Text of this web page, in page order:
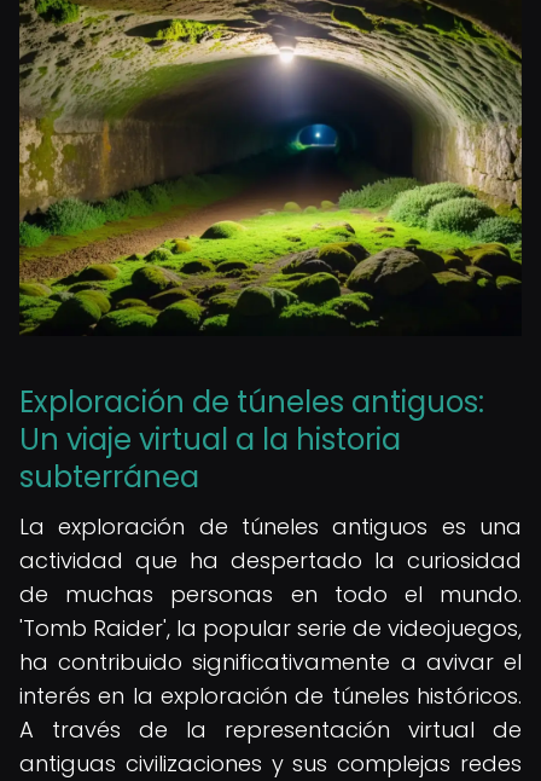
Exploración de túneles antiguos:
Un viaje virtual a la historia
subterránea
La exploración de túneles antiguos es una
actividad que ha despertado la curiosidad
de muchas personas en todo el mundo.
'Tomb Raider', la popular serie de videojuegos,
ha contribuido significativamente a avivar el
interés en la exploración de túneles históricos.
A través de la representación virtual de
antiguas civilizaciones y sus complejas redes